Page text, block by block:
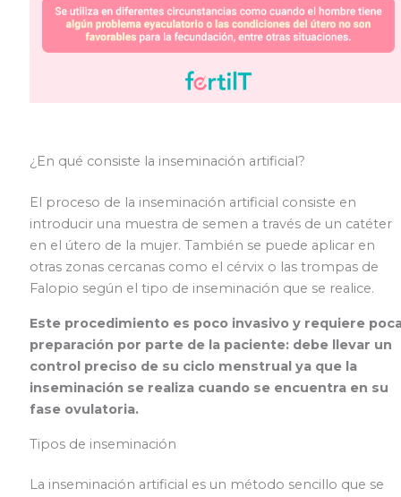
¿En qué consiste la inseminación artificial?
El proceso de la inseminación artificial consiste en
introducir una muestra de semen a través de un catéter
en el útero de la mujer. También se puede aplicar en
otras zonas cercanas como el cérvix o las trompas de
Falopio según el tipo de inseminación que se realice.
Este procedimiento es poco invasivo y requiere
preparación por parte de la paciente: debe llevar un
control preciso de su ciclo menstrual ya que la
inseminación se realiza cuando se encuentra en su
fase ovulatoria.
Tipos de inseminación
La inseminación artificial es un método sencillo que se